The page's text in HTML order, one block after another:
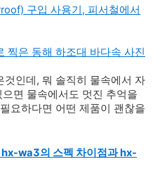
구입 사용기, 피서철에서
찍은 동해 하조대 바다속 사진
인데, 뭐 솔직히 물속에서 자
면 물속에서도 멋진 추억을
요하다면 어떤 제품이 괜찮을
wa3의 스펙 차이점과 hx-